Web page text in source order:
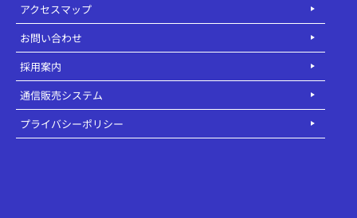
アクセスマップ
お問い合わせ
採用案内
通信販売システム
プライバシーポリシー